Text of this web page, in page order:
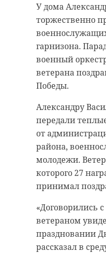
У дома
торжественно
гарнизона.
военный
ветерана
Победы.
Александру
передали
от
района,
молодежи.
которого 27
принимал
«Договорились
ветераном
праздновании
рассказал в
мероприятие в
"Эстафета
жизни городов
Оно
Победы в
войне.
из 32 городов
России и
также
представители
объединений и
Завершаются
В 13:00
"Дороги
возглавит
производстве, в
которого погиб
вмешательству
работника
компенсацию.
Как рассказали
Ленобласти,
погибшего не
соблюдение
промышленной
Ведомство
заявление в суд.
семьи
потребовала
компенсацию
бывшего